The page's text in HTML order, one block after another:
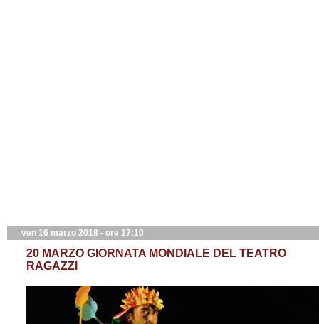
ven 16 marzo 2018 - ore 17:10
20 MARZO GIORNATA MONDIALE DEL TEATRO
RAGAZZI